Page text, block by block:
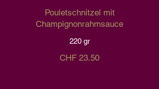
Pouletschnitzel mit
Champignonrahmsauce
220 gr
CHF 23.50